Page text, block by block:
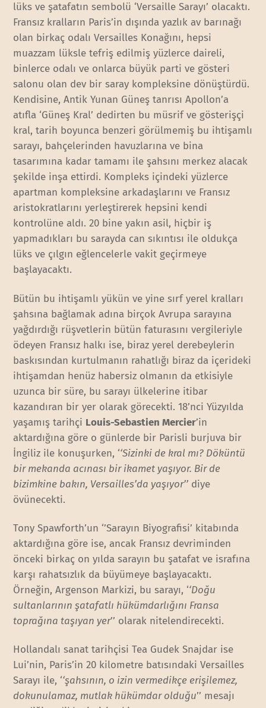
lüks ve şatafatın sembolü ‘Versaille Sarayı’ olacaktı.
Fransız kralların Paris’in dışında yazlık av barınağı
olan birkaç odalı Versailles Konağını, hepsi
muazzam lüksle tefriş edilmiş yüzlerce daireli,
binlerce odalı ve onlarca büyük parti ve gösteri
salonu olan dev bir saray kompleksine dönüştürdü.
Kendisine, Antik Yunan Güneş tanrısı Apollon’a
atıfla ‘Güneş Kral’ dedirten bu müsrif ve gösterişçi
kral, tarih boyunca benzeri görülmemiş bu ihtişamlı
sarayı, bahçelerinden havuzlarına ve bina
tasarımına kadar tamamı ile şahsını merkez alacak
şekilde inşa ettirdi. Kompleks içindeki yüzlerce
apartman kompleksine arkadaşlarını ve Fransız
aristokratlarını yerleştirerek hepsini kendi
kontrolüne aldı. 20 bine yakın asil, hiçbir iş
yapmadıkları bu sarayda can sıkıntısı ile oldukça
lüks ve çılgın eğlencelerle vakit geçirmeye
başlayacaktı.
Bütün bu ihtişamlı yükün ve yine sırf yerel kralları
şahsına bağlamak adına birçok Avrupa sarayına
yağdırdığı rüşvetlerin bütün faturasını vergileriyle
ödeyen Fransız halkı ise, biraz yerel derebeylerin
baskısından kurtulmanın rahatlığı biraz da içerideki
ihtişamdan henüz habersiz olmanın da etkisiyle
uzunca bir süre, bu sarayı ülkelerine itibar
kazandıran bir yer olarak görecekti. 18’nci Yüzyılda
yaşamış tarihçi Louis-Sebastien Mercier’in
aktardığına göre o günlerde bir Parisli burjuva bir
İngiliz ile konuşurken, ‘‘Sizinki de kral mı? Döküntü
bir mekanda acınası bir ikamet yaşıyor. Bir de
bizimkine bakın, Versailles’da yaşıyor’’ diye
övünecekti.
Tony Spawforth’un ‘’Sarayın Biyografisi’ kitabında
aktardığına göre ise, ancak Fransız devriminden
önceki birkaç on yılda sarayın bu şatafat ve israfına
karşı rahatsızlık da büyümeye başlayacaktı.
Örneğin, Argenson Markizi, bu sarayı, ‘‘Doğu
sultanlarının şatafatlı hükümdarlığını Fransa
toprağına taşıyan yer’’ olarak nitelendirecekti.
Hollandalı sanat tarihçisi Tea Gudek Snajdar ise
Lui’nin, Paris’in 20 kilometre batısındaki Versailles
Sarayı ile, ‘‘şahsının, o izin vermedikçe erişilemez,
dokunulamaz, mutlak hükümdar olduğu’’ mesajı